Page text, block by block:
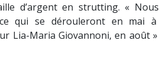
d’argent en strutting. «
qui se dérouleront en mai
Lia-Maria Giovannoni, en août